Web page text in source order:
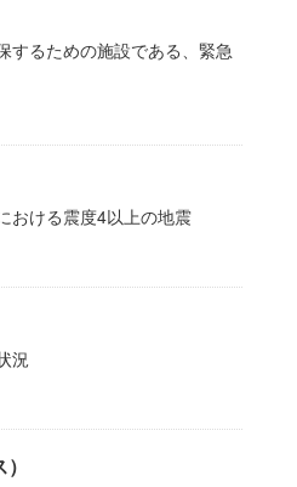
するための施設である、緊急
おける震度4以上の地震
況